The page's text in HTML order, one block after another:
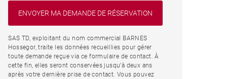
SAS TD, exploitant du nom commercial BARNES
Hossegor, traite les données recueillies pour gérer
toute demande reçue via ce formulaire de contact. À
cette fin, elles seront conservées jusqu’à deux ans
après votre dernière prise de contact. Vous pouvez